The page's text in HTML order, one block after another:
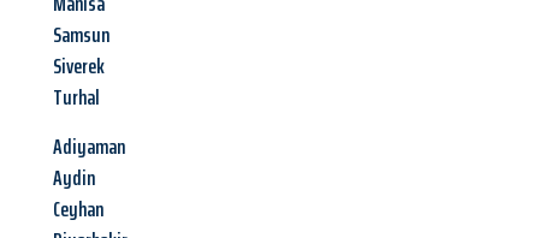
Samsun
Siverek
Turhal
Adiyaman
Aydin
Ceyhan